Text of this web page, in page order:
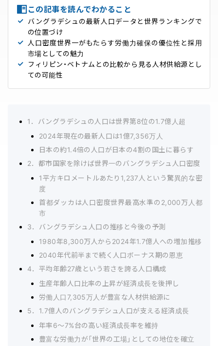
この記事を読んでわかること
バングラデシュの最新人口データと世界ランキングで
の位置づけ
人口密度世界一がもたらす労働力確保の優位性と採用
市場としての魅力
フィリピン・ベトナムとの比較から見る人材供給源とし
ての可能性
1．バングラデシュの人口は世界第8位の1.7億人超
2024年現在の最新人口は1億7,356万人
日本の約1.4倍の人口が日本の4割の国土に暮らす
2．都市国家を除けば世界一のバングラデシュ人口密度
1平方キロメートルあたり1,237人という驚異的な密
度
首都ダッカは人口密度世界最高水準の2,000万人都
市
3．バングラデシュ人口の推移と今後の予測
1980年8,300万人から2024年1.7億人への増加推移
2040年代前半まで続く人口ボーナス期の恩恵
4．平均年齢27歳という若さを誇る人口構成
生産年齢人口比率の上昇が経済成長を後押し
労働人口7,305万人が豊富な人材供給源に
5．1.7億人のバングラデシュ人口が支える経済成長
年率6〜7%台の高い経済成長率を維持
豊富な労働力が「世界の工場」としての地位を確立